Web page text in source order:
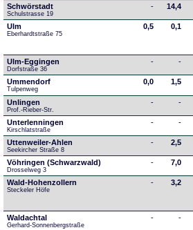
Schwörstadt
Schulstrasse 19
- 14,4
Ulm
Eberhardtstraße 75
0,5 0,1
Ulm-Eggingen
Dorfstraße 36
- -
Ummendorf
Tulpenweg
0,0 1,5
Unlingen
Prof.-Rieber-Str.
- -
Unterlenningen
Kirschlatstraße
- -
Uttenweiler-Ahlen
Seekircher Straße 8
- 2,5
Vöhringen (Schwarzwald)
Drosselweg 3
- 7,0
Wald-Hohenzollern
Steckeler Höfe
- 3,2
Waldachtal
Gerhard-Sonnenbergstraße
- -